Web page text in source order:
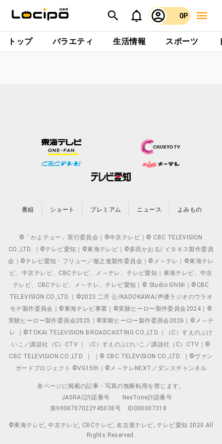
0P
トップ バラエティ 生活情報 スポーツ
番組 ショート プレミアム ニュース よみもの
©「かよチュー」実行委員会｜©中京テレビ｜© CBC TELEVISION
CO.,LTD. ｜©テレビ愛知｜©東海テレビ｜©多田かおる/ イタキス製作委員
会｜©テレビ愛知・フリュー／徹之進製作委員会｜©メ～テレ｜©東海テレ
ビ、中京テレビ、CBCテレビ、メ～テレ、テレビ愛知｜東海テレビ、中京
テレビ、CBCテレビ、メ～テレ、テレビ愛知｜© Studio Ghibli｜©CBC
TELEVISION CO.,LTD.｜©2023 二月 公/KADOKAWA/声優ラジオのウラオ
モテ製作委員会｜©東海テレビ事業｜©実験ヒーロー製作委員会2024｜©
実験ヒーロー製作委員会2025｜©実験ヒーロー製作委員会2026｜©メ～テ
レ ｜©TOKAI TELEVISION BROADCASTING CO.,LTD.｜（C）すえのぶけ
いこ／講談社（C）CTV ｜（C）すえのぶけいこ／講談社（C）CTV｜©
CBC TELEVISION CO.,LTD. ｜ ｜© CBC TELEVISION CO.,LTD. ｜©ヴァン
ガードプロジェクト ©VG15th｜©メ～テレNEXT／ダンスチャンネル
各ページに掲載の記事・写真の無断転用を禁じます。
JASRAC許諾番号
NexTone許諾番号
第9008707022Y45038号
ID000007318
©東海テレビ, 中京テレビ, CBCテレビ, 名古屋テレビ, テレビ愛知 2020 All
Rights Reserved.